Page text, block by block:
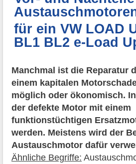
für ein VW LOAD
BL1 BL2 e-Load
Manchmal ist die Reparatur
einem kapitalen
möglich oder ökonomisch.
der defekte Motor mit einem
funktionstüchtigen
werden. Meistens wird der
Austauschmotor dafür
Ähnliche Begriffe: